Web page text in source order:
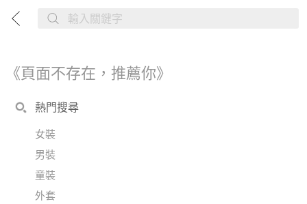
《頁面不存在，推薦你》
熱門搜尋
女裝
男裝
童裝
外套